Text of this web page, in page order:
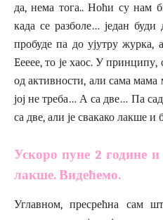
да, нема тога.. Ноћи су нам
када се разболе… један
пробуде па до ујутру журка,
Eееее, то је хаос. У принципу,
од активности, али сама
јој не треба… А са две… Па
са две, али је свакако лакше и
Ускоро пуне 2 године и
лакше. Видећемо.
Углавном, пресрећна сам